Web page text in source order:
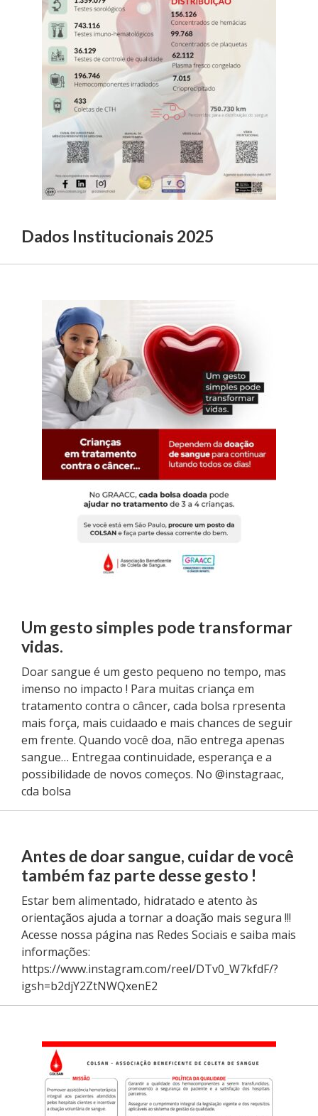
Dados Institucionais 2025
Um gesto simples pode transformar
vidas.
Doar sangue é um gesto pequeno no tempo, mas
imenso no impacto ! Para muitas criança em
tratamento contra o câncer, cada bolsa rpresenta
mais força, mais cuidaado e mais chances de seguir
em frente. Quando você doa, não entrega apenas
sangue… Entregaa continuidade, esperança e a
possibilidade de novos começos. No @instagraac,
cda bolsa
Antes de doar sangue, cuidar de você
também faz parte desse gesto !
Estar bem alimentado, hidratado e atento às
orientaçãos ajuda a tornar a doação mais segura !!!
Acesse nossa página nas Redes Sociais e saiba mais
informações:
https://www.instagram.com/reel/DTv0_W7kfdF/?
igsh=b2djY2ZtNWQxenE2